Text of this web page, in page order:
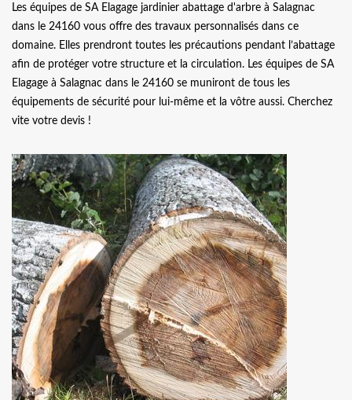
Les équipes de SA Elagage jardinier abattage d'arbre à Salagnac
dans le 24160 vous offre des travaux personnalisés dans ce
domaine. Elles prendront toutes les précautions pendant l’abattage
afin de protéger votre structure et la circulation. Les équipes de SA
Elagage à Salagnac dans le 24160 se muniront de tous les
équipements de sécurité pour lui-même et la vôtre aussi. Cherchez
vite votre devis !